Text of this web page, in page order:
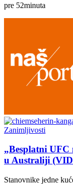
pre 52minuta
Zanimljivosti
„Besplatni UFC
u Australiji
Stanovnike jedne